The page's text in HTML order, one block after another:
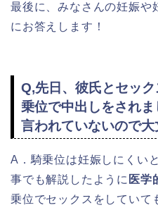
最後に、みなさんの妊娠や
にお答えします！
Q,先日、彼氏とセッ
乗位で中出しをされ
言われていないので大
A．騎乗位は妊娠しにくい
事でも解説したように 医学
乗位でセックスをしていて